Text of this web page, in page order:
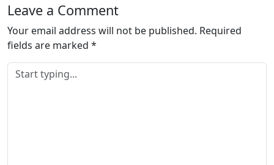
Leave a Comment
Your email address will not be published. Required
fields are marked *